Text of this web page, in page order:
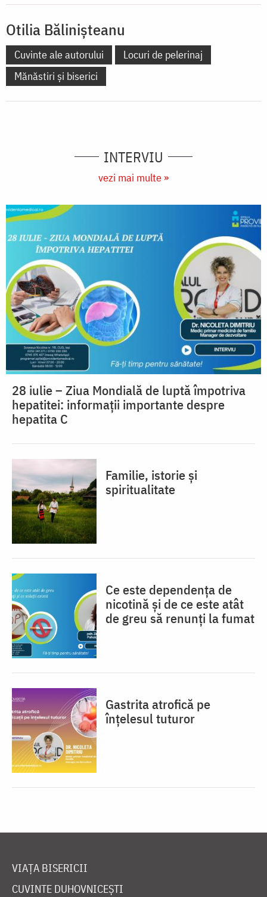
Otilia Bălinișteanu
Cuvinte ale autorului
Locuri de pelerinaj
Mănăstiri și biserici
INTERVIU
vezi mai multe »
28 iulie – Ziua Mondială de luptă împotriva
hepatitei: informații importante despre
hepatita C
Familie, istorie și
spiritualitate
Ce este dependența de
nicotină și de ce este atât
de greu să renunți la fumat
Gastrita atrofică pe
înțelesul tuturor
VIAȚA BISERICII
CUVINTE DUHOVNICEȘTI